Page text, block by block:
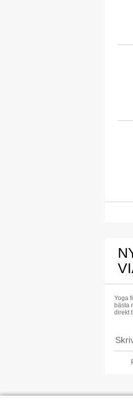
Yoga
bästa
direkt